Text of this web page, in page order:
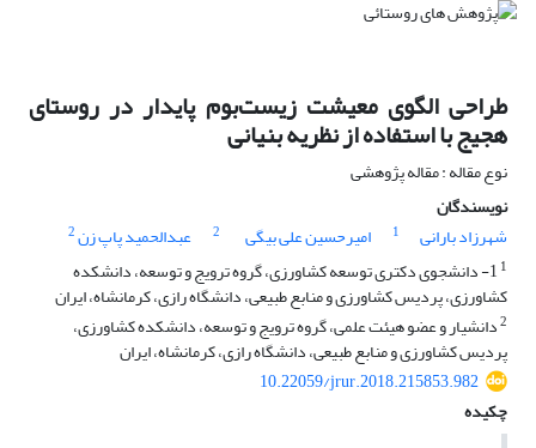
طراحی الگوی معیشت زیست‌بوم پایدار در روستای
هجیج با استفاده از نظریه بنیانی
نوع مقاله : مقاله پژوهشی
نویسندگان
شهرزاد بارانی
1 امیرحسین علی بیگی 2 عبدالحمید پاپ زن2
1 1- دانشجوی دکتری توسعه کشاورزی، گروه ترویج و توسعه، دانشکده
کشاورزی، پردیس کشاورزی و منابع طبیعی، دانشگاه رازی، کرمانشاه، ایران
2دانشیار و عضو هیئت علمی، گروه ترویج و توسعه، دانشکده کشاورزی،
پردیس کشاورزی و منابع طبیعی، دانشگاه رازی، کرمانشاه، ایران
10.22059/jrur.2018.215853.982
چکیده